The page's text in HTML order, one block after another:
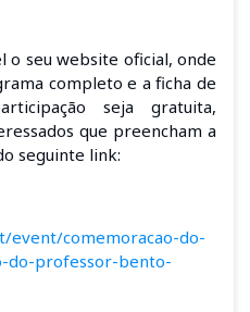
o seu website oficial, onde
completo e a ficha de
seja gratuita,
que preencham a
seguinte link:
event/comemoracao-do-
do-professor-bento-